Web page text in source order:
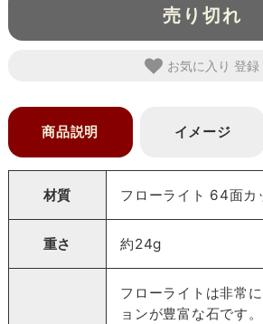
売り切れ
お気に入り
商品説明 イメージ
材質 フローライト 64面カ
重さ 約24g
フローライトは非常
ョンが豊富な石です。